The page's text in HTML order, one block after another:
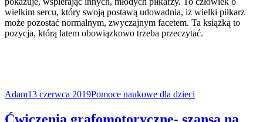
wielkim sercu, który swoją postawą udowadnia, iż wielki piłkarz
może pozostać normalnym, zwyczajnym facetem. Ta książką to
pozycja, którą latem obowiązkowo trzeba przeczytać.
Adam13 czerwca 2019Pomoce naukowe dla dzieci